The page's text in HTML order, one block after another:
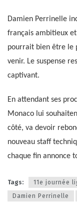
Damien Perrinelle
français ambitieux
pourrait bien être le
venir. Le suspense
captivant.
En attendant ses
Monaco lui
côté, va devoir
nouveau staff
chaque fin annonce
Tags: 11e journée
Damien Perrinelle